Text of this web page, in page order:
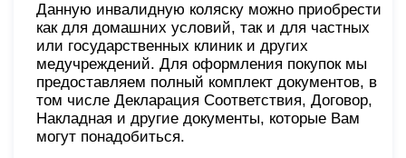
Данную инвалидную коляску можно приобрести
как для домашних условий, так и для частных
или государственных клиник и других
медучреждений. Для оформления покупок мы
предоставляем полный комплект документов, в
том числе Декларация Соответствия, Договор,
Накладная и другие документы, которые Вам
могут понадобиться.